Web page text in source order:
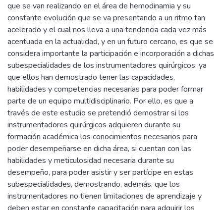
que se van realizando en el área de hemodinamia y su
constante evolución que se va presentando a un ritmo tan
acelerado y el cual nos lleva a una tendencia cada vez más
acentuada en la actualidad, y en un futuro cercano, es que se
considera importante la participación e incorporación a dichas
subespecialidades de los instrumentadores quirúrgicos, ya
que ellos han demostrado tener las capacidades,
habilidades y competencias necesarias para poder formar
parte de un equipo multidisciplinario. Por ello, es que a
través de este estudio se pretendió demostrar si los
instrumentadores quirúrgicos adquieren durante su
formación académica los conocimientos necesarios para
poder desempeñarse en dicha área, si cuentan con las
habilidades y meticulosidad necesaria durante su
desempeño, para poder asistir y ser partícipe en estas
subespecialidades, demostrando, además, que los
instrumentadores no tienen limitaciones de aprendizaje y